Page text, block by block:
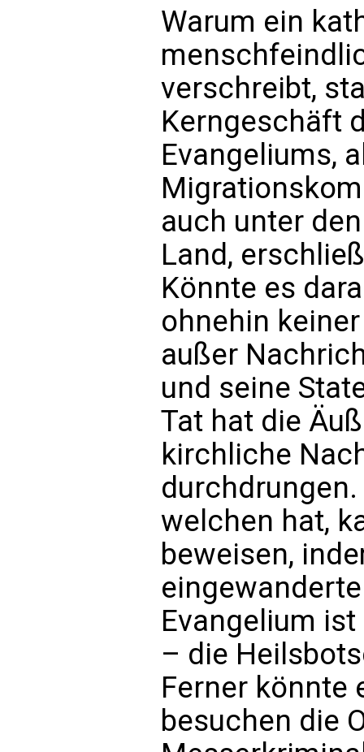
Warum ein
verschreibt,
Kerngeschäft
Evangeliums,
auch unter
Land,
Könnte es
ohnehin
außer
und seine
Tat hat die
kirchliche
welchen hat,
beweisen,
Evangelium
– die
Ferner könnte
besuchen die